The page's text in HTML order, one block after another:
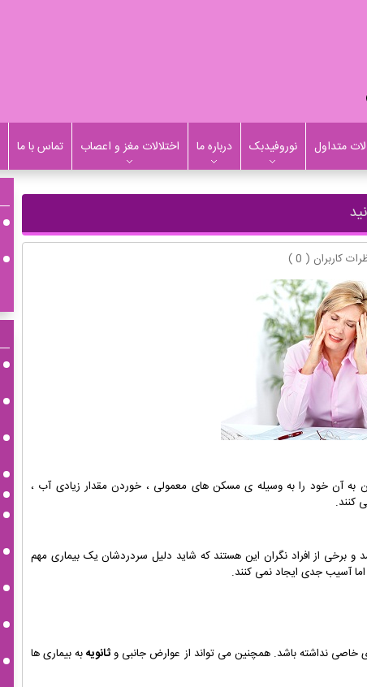
متداول نوروفیدبک درباره ما اختلالات مغز و اعصاب تماس با ما
کاربران ( 0 )
به آن خود را به وسیله ی مسکن های معمولی ،‌ خوردن مقدار زیادی آب ،
کنند.
و برخی از افراد نگران این هستند که شاید دلیل سردردشان یک بیماری مهم
آسیب جدی ایجاد نمی کنند.
خاصی نداشته باشد. همچنین می تواند از عوارض جانبی و ثانویهبه بیماری ها